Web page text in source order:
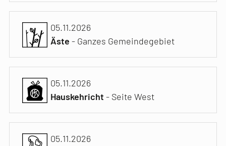
05.11.2026
Äste - Ganzes Gemeindegebiet
05.11.2026
Hauskehricht- Seite West
05.11.2026